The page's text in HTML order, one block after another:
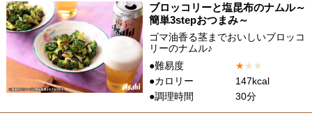
ブロッコリーと塩昆布のナムル～
簡単3stepおつまみ～
ゴマ油香る茎までおいしいブロッコ
リーのナムル♪
●難易度
★★ ★
●カロリー
147kcal
●調理時間
30分